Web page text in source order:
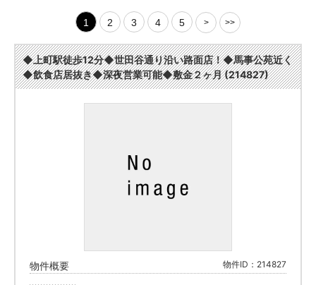
1 2 3 4 5 > >>
◆上町駅徒歩12分◆世田谷通り沿い路面店！◆馬事公苑近く
◆飲食店居抜き◆深夜営業可能◆敷金２ヶ月 (214827)
物件概要 物件ID：214827